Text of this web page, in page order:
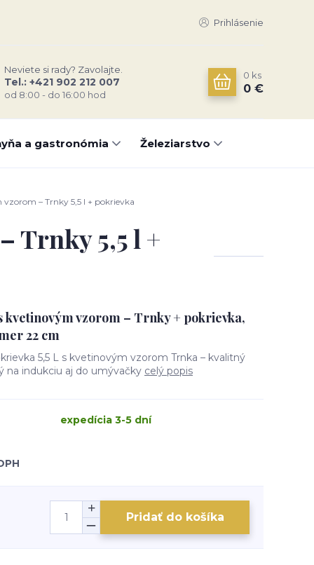
Prihlásenie
Neviete si rady? Zavolajte.
Tel.: +421 902 212 007
od 8:00 - do 16:00 hod
0 ks
0 €
a gastronómia Železiarstvo
– Trnky 5,5 l + pokrievka
Trnky 5,5 l +
kvetinovým vzorom – Trnky + pokrievka,
22 cm
5,5 L s kvetinovým vzorom Trnka – kvalitný
na indukciu aj do umývačky celý popis
expedícia 3-5 dní
Pridať do košíka